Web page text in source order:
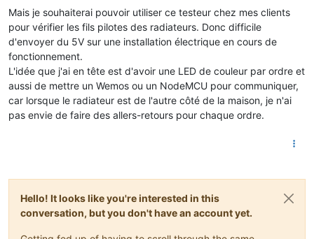
Mais je souhaiterai pouvoir utiliser ce testeur chez mes clients
pour vérifier les fils pilotes des radiateurs. Donc difficile
d'envoyer du 5V sur une installation électrique en cours de
fonctionnement.
L'idée que j'ai en tête est d'avoir une LED de couleur par ordre et
aussi de mettre un Wemos ou un NodeMCU pour communiquer,
car lorsque le radiateur est de l'autre côté de la maison, je n'ai
pas envie de faire des allers-retours pour chaque ordre.
Hello! It looks like you're interested in this
conversation, but you don't have an account yet.